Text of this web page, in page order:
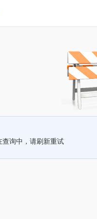
查询中，请刷新重试